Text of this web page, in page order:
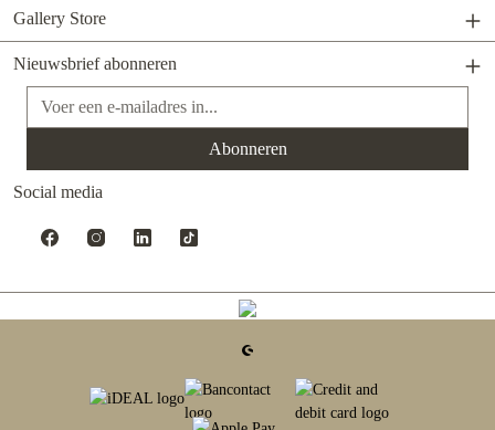
Gallery Store
Nieuwsbrief abonneren
E-mailadres*
Abonneren
Social media